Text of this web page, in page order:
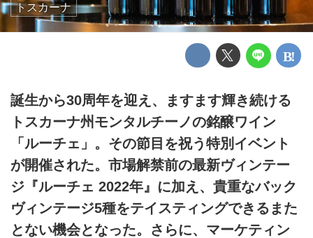
トスカーナ
誕生から30周年を迎え、ますます輝き続ける
トスカーナ州モンタルチーノの銘醸ワイン
「ルーチェ」。その節目を祝う特別イベント
が開催された。市場解禁前の最新ヴィンテー
ジ『ルーチェ 2022年』に加え、貴重なバック
ヴィンテージ5種をテイスティングできるまた
とない機会となった。さらに、マーケティン